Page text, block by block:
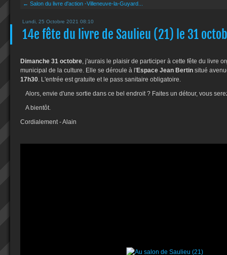
← Salon du livre d'action -Villeneuve-la-Guyard...
Lundi, 25 Octobre 2021 08:10
14e fête du livre de Saulieu (21) le 31
Dimanche 31 octobre, j'aurais le plaisir de participer à cette fête du livre
municipal de la culture. Elle se déroule à l'Espace Jean Bertin situé
17h30. L'entrée est gratuite et le pass sanitaire obligatoire.
Alors, envie d'une sortie dans ce bel endroit ? Faites un détour, vous
A bientôt.
Cordialement - Alain